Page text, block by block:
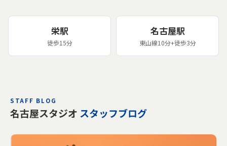
栄駅
徒歩15分
名古屋駅
東山線10分+徒歩3分
STAFF BLOG
名古屋スタジオ スタッフブログ